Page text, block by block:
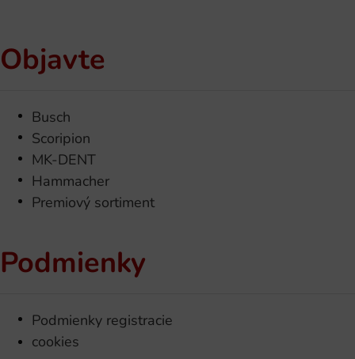
Objavte
Busch
Scoripion
MK-DENT
Hammacher
Premiový sortiment
Podmienky
Podmienky registracie
cookies